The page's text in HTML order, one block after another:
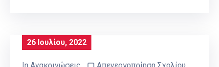
26 Ιουλίου, 2022